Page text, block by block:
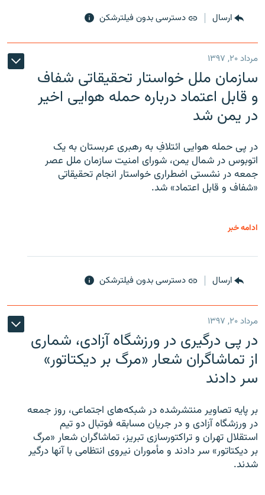
ارسال دسترسی بدون فیلترشکن
مرداد ۲۰, ۱۳۹۷
سازمان ملل خواستار تحقیقاتی شفاف
و قابل اعتماد درباره حمله هوایی اخیر
در یمن شد
در پی حمله هوایی ائتلافِ به رهبری عربستان به یک
اتوبوس در شمال یمن، شورای امنیت سازمان ملل عصر
جمعه در نشستی اضطراری خواستار انجام تحقیقاتی
«شفاف و قابل اعتماد» شد.
ادامه خبر
ارسال دسترسی بدون فیلترشکن
مرداد ۲۰, ۱۳۹۷
در پی درگیری در ورزشگاه آزادی، شماری
از تماشاگران شعار «مرگ بر دیکتاتور»
سر دادند
بر پایه تصاویر منتشرشده در شبکه‌های اجتماعی، روز جمعه
در ورزشگاه آزادی و در جریان مسابقه فوتبال دو تیم
استقلال تهران و تراکتورسازی تبریز، تماشاگران شعار «مرگ
بر دیکتاتور» سر دادند و مأموران نیروی انتظامی با آنها درگیر
شدند.